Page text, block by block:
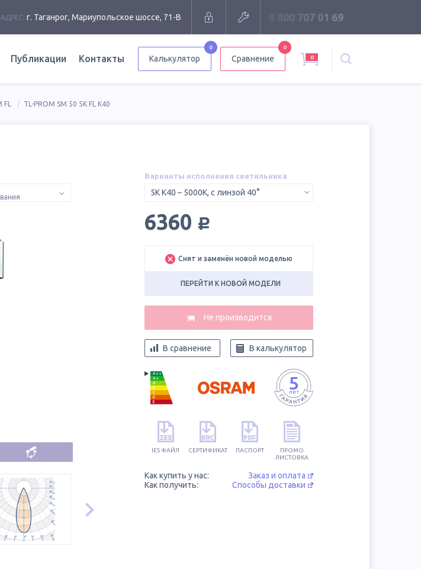
АДРЕС: г. Таганрог, Мариупольское шоссе, 71-В 8 800 707 01 69
Публикации Контакты Калькулятор
0
Сравнение
0
0
FL TL-PROM SM 50 5K FL К40
Варианты исполнения светильника
5K К40 – 5000K, с линзой 40°
6360 руб.
Снят и заменён новой моделью
ПЕРЕЙТИ К НОВОЙ МОДЕЛИ
В сравнение В калькулятор
A++
A+
A
B
C
D
E
IES ФАЙЛ СЕРТИФИКАТ ПАСПОРТ
ПРОМО
ЛИСТОВКА
Как купить у нас:
Заказ и оплата
Как получить:
Способы доставки